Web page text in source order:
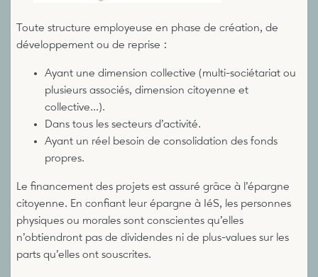
Toute structure employeuse en phase de création, de
développement ou de reprise :
Ayant une dimension collective (multi-sociétariat ou
plusieurs associés, dimension citoyenne et
collective...).
Dans tous les secteurs d’activité.
Ayant un réel besoin de consolidation des fonds
propres.
Le financement des projets est assuré grâce à l’épargne
citoyenne. En confiant leur épargne à IéS, les personnes
physiques ou morales sont conscientes qu’elles
n’obtiendront pas de dividendes ni de plus-values sur les
parts qu’elles ont souscrites.